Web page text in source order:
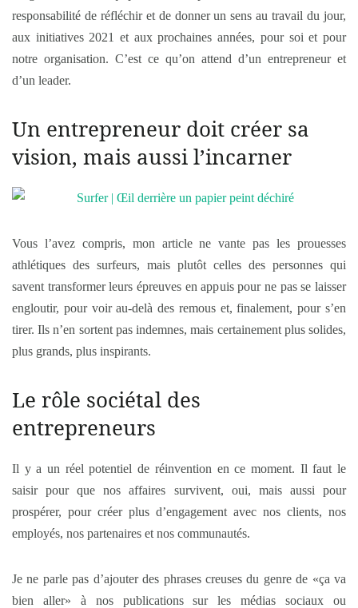
responsabilité de réfléchir et de donner un sens au travail du jour,
aux initiatives 2021 et aux prochaines années, pour soi et pour
notre organisation. C’est ce qu’on attend d’un entrepreneur et
d’un leader.
Un entrepreneur doit créer sa
vision, mais aussi l’incarner
Vous l’avez compris, mon article ne vante pas les prouesses
athlétiques des surfeurs, mais plutôt celles des personnes qui
savent transformer leurs épreuves en appuis pour ne pas se laisser
engloutir, pour voir au-delà des remous et, finalement, pour s’en
tirer. Ils n’en sortent pas indemnes, mais certainement plus solides,
plus grands, plus inspirants.
Le rôle sociétal des
entrepreneurs
Il y a un réel potentiel de réinvention en ce moment. Il faut le
saisir pour que nos affaires survivent, oui, mais aussi pour
prospérer, pour créer plus d’engagement avec nos clients, nos
employés, nos partenaires et nos communautés.
Je ne parle pas d’ajouter des phrases creuses du genre de «ça va
bien aller» à nos publications sur les médias sociaux ou